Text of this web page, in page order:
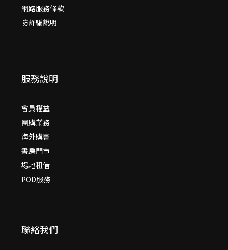
網路服務條款
防詐騙說明
服務說明
會員權益
團購業務
海外購書
書房門市
場地租借
POD服務
聯絡我們